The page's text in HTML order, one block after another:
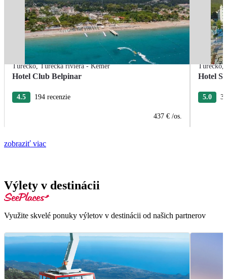
Turecko,Turecká riviéra - Kemer
Hotel Club Belpinar
4.5 194 recenzie
437 € /os.
Turecko,
Hotel
5.0
zobraziť viac
Výlety v destinácii
Využite skvelé ponuky výletov v destinácii od našich partnerov